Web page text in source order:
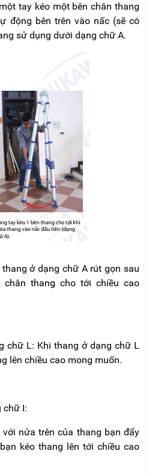
tay kéo một bên chân thang
động bên trên vào nấc (sẽ có
sử dụng dưới dạng chữ A.
ở dạng chữ A rút gọn sau
thang cho tới chiều cao
chữ L: Khi thang ở dạng chữ L
lên chiều cao mong muốn.
chữ I:
nửa trên của thang bạn đẩy
kéo thang lên tới chiều cao